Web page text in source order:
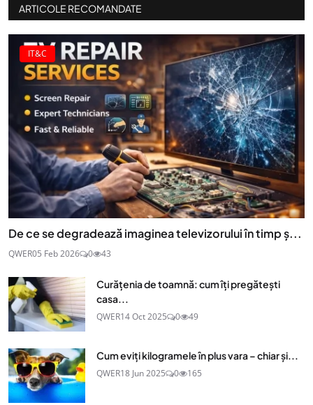
ARTICOLE RECOMANDATE
IT&C
De ce se degradează imaginea televizorului în timp ș...
QWER05 Feb 2026 0 43
Curățenia de toamnă: cum îți pregătești
casa...
QWER14 Oct 2025 0 49
Cum eviți kilogramele în plus vara – chiar și...
QWER18 Jun 2025 0 165